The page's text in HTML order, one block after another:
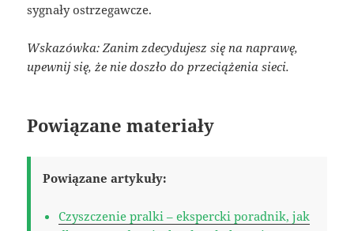
sygnały ostrzegawcze.
Wskazówka: Zanim zdecydujesz się na naprawę,
upewnij się, że nie doszło do przeciążenia sieci.
Powiązane materiały
Powiązane artykuły:
Czyszczenie pralki – ekspercki poradnik, jak